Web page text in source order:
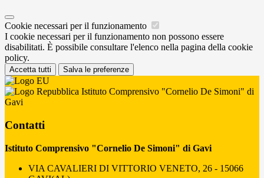
Cookie necessari per il funzionamento
I cookie necessari per il funzionamento non possono essere
disabilitati. È possibile consultare l'elenco nella pagina della cookie
policy.
Accetta tutti Salva le preferenze
Istituto Comprensivo "Cornelio De Simoni" di
Gavi
Contatti
Istituto Comprensivo "Cornelio De Simoni" di Gavi
VIA CAVALIERI DI VITTORIO VENETO, 26 - 15066